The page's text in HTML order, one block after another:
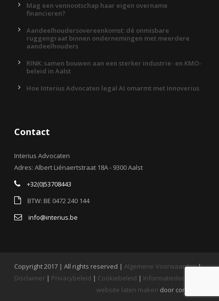
Mag een vennootschap haar eigen overname
financieren?
Aandeelhoudersovereenkomst: dé onmisbare
ruggengraat binnen ondernemingen met meerdere
aandeelhouders
RINK: samen bouwen aan een sterker industrie- en KMO-
beleid in Aalst
Hoe Interius Advocaten legal AI omarmt met Innoverius
Contact
Interius Advocaten
Adres: Albert Liénaertstraat 18A - 9300 Aalst
+32(0)53708443
BTW: BE 0472 240 144
info@interius.be
Copyright 2017 | All rights reserved | Algemene Voorwaarden|
Disclaimer | Privacybeleid | Cookiebeleid | Informatiedocument
website laten maken door conversal